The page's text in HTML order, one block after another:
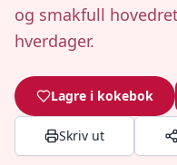
og smakfull
hverdager.
Lagre i kokebok
Skriv ut